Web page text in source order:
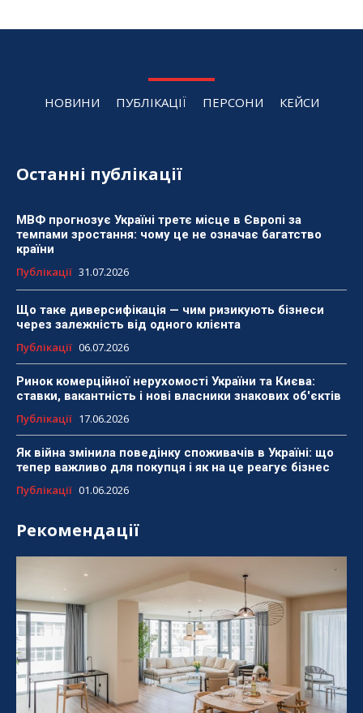
НОВИНИ ПУБЛІКАЦІЇ ПЕРСОНИ КЕЙСИ
Останні публікації
МВФ прогнозує Україні третє місце в Європі за
темпами зростання: чому це не означає багатство
країни
Публікації 31.07.2026
Що таке диверсифікація — чим ризикують бізнеси
через залежність від одного клієнта
Публікації 06.07.2026
Ринок комерційної нерухомості України та Києва:
ставки, вакантність і нові власники знакових об'єктів
Публікації 17.06.2026
Як війна змінила поведінку споживачів в Україні: що
тепер важливо для покупця і як на це реагує бізнес
Публікації 01.06.2026
Рекомендації